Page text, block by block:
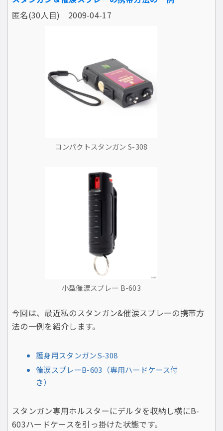
匿名(30人目) 2009-04-17
コンパクトスタンガン S-308
小型催涙スプレー B-603
今回は、最近私のスタンガン&催涙スプレーの携帯方
法の一例を紹介します。
護身用スタンガンS-308
催涙スプレーB-603（専用ハードケース付
き）
スタンガン専用ホルスターにデルタを収納し横にB-
603ハードケースを引っ掛けた状態です。